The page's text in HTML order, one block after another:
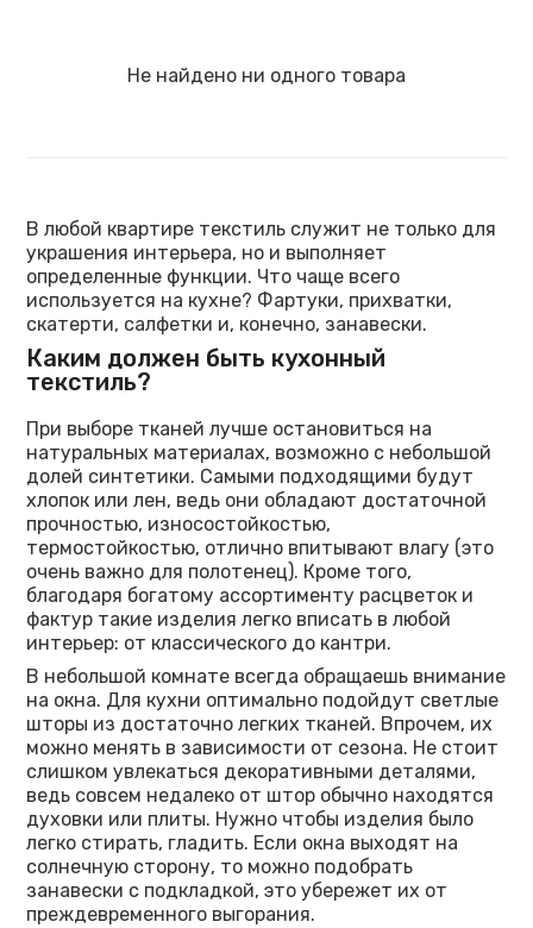
Не найдено ни одного товара
В любой квартире текстиль служит не только для
украшения интерьера, но и выполняет
определенные функции. Что чаще всего
используется на кухне? Фартуки, прихватки,
скатерти, салфетки и, конечно, занавески.
Каким должен быть кухонный
текстиль?
При выборе тканей лучше остановиться на
натуральных материалах, возможно с небольшой
долей синтетики. Самыми подходящими будут
хлопок или лен, ведь они обладают достаточной
прочностью, износостойкостью,
термостойкостью, отлично впитывают влагу (это
очень важно для полотенец). Кроме того,
благодаря богатому ассортименту расцветок и
фактур такие изделия легко вписать в любой
интерьер: от классического до кантри.
В небольшой комнате всегда обращаешь внимание
на окна. Для кухни оптимально подойдут светлые
шторы из достаточно легких тканей. Впрочем, их
можно менять в зависимости от сезона. Не стоит
слишком увлекаться декоративными деталями,
ведь совсем недалеко от штор обычно находятся
духовки или плиты. Нужно чтобы изделия было
легко стирать, гладить. Если окна выходят на
солнечную сторону, то можно подобрать
занавески с подкладкой, это убережет их от
преждевременного выгорания.